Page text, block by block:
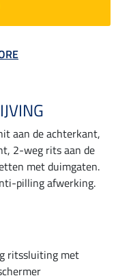
aan de achterkant,
2-weg rits aan de
met duimgaten.
pilling afwerking.
ritssluiting met